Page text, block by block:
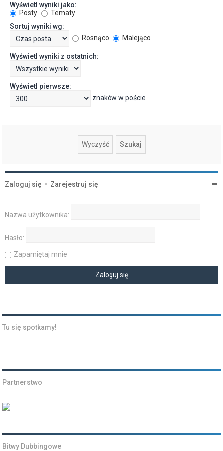
Wyświetl wyniki jako:
Posty
Tematy
Sortuj wyniki wg:
Rosnąco
Malejąco
Wyświetl wyniki z ostatnich:
Wyświetl pierwsze:
znaków w poście
Zaloguj się • Zarejestruj się
Nazwa użytkownika:
Hasło:
Zapamiętaj mnie
Tu się spotkamy!
Partnerstwo
Bitwy Dubbingowe